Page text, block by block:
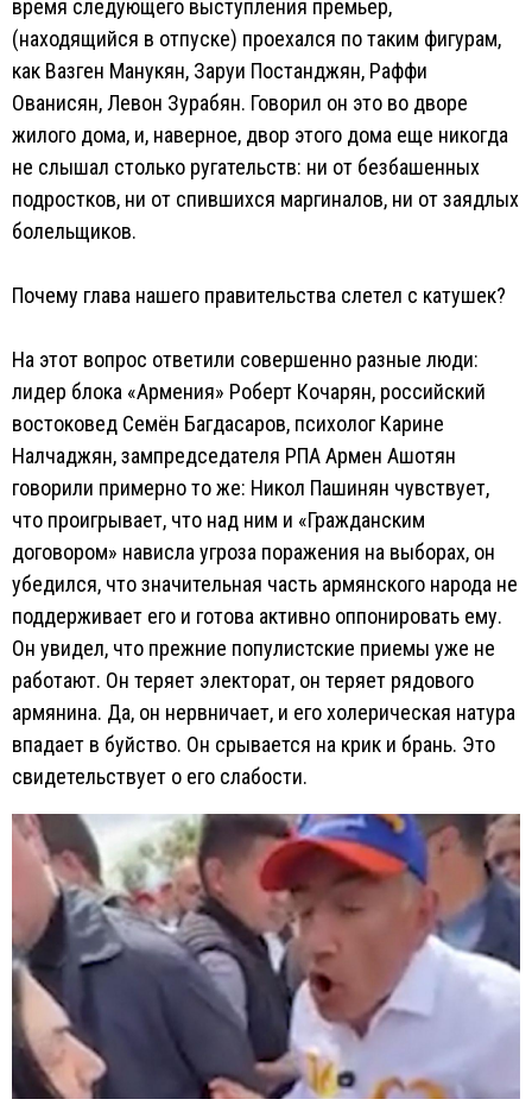
время следующего выступления премьер,
(находящийся в отпуске) проехался по таким фигурам,
как Вазген Манукян, Заруи Постанджян, Раффи
Ованисян, Левон Зурабян. Говорил он это во дворе
жилого дома, и, наверное, двор этого дома еще никогда
не слышал столько ругательств: ни от безбашенных
подростков, ни от спившихся маргиналов, ни от заядлых
болельщиков.
Почему глава нашего правительства слетел с катушек?
На этот вопрос ответили совершенно разные люди:
лидер блока «Армения» Роберт Кочарян, российский
востоковед Семён Багдасаров, психолог Карине
Налчаджян, зампредседателя РПА Армен Ашотян
говорили примерно то же: Никол Пашинян чувствует,
что проигрывает, что над ним и «Гражданским
договором» нависла угроза поражения на выборах, он
убедился, что значительная часть армянского народа не
поддерживает его и готова активно оппонировать ему.
Он увидел, что прежние популистские приемы уже не
работают. Он теряет электорат, он теряет рядового
армянина. Да, он нервничает, и его холерическая натура
впадает в буйство. Он срывается на крик и брань. Это
свидетельствует о его слабости.